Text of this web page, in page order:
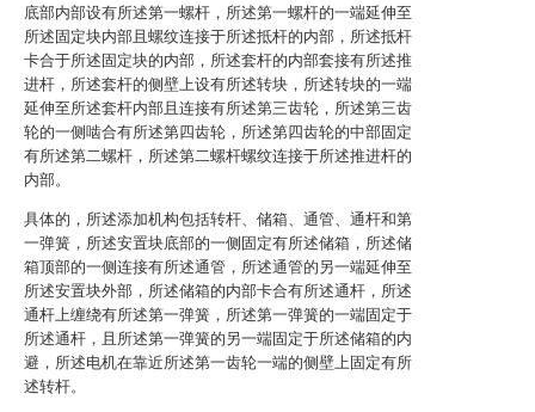
底部内部设有所述第一螺杆，所述第一螺杆的一端延伸至
所述固定块内部且螺纹连接于所述抵杆的内部，所述抵杆
卡合于所述固定块的内部，所述套杆的内部套接有所述推
进杆，所述套杆的侧壁上设有所述转块，所述转块的一端
延伸至所述套杆内部且连接有所述第三齿轮，所述第三齿
轮的一侧啮合有所述第四齿轮，所述第四齿轮的中部固定
有所述第二螺杆，所述第二螺杆螺纹连接于所述推进杆的
内部。
具体的，所述添加机构包括转杆、储箱、通管、通杆和第
一弹簧，所述安置块底部的一侧固定有所述储箱，所述储
箱顶部的一侧连接有所述通管，所述通管的另一端延伸至
所述安置块外部，所述储箱的内部卡合有所述通杆，所述
通杆上缠绕有所述第一弹簧，所述第一弹簧的一端固定于
所述通杆，且所述第一弹簧的另一端固定于所述储箱的内
避，所述电机在靠近所述第一齿轮一端的侧壁上固定有所
述转杆。